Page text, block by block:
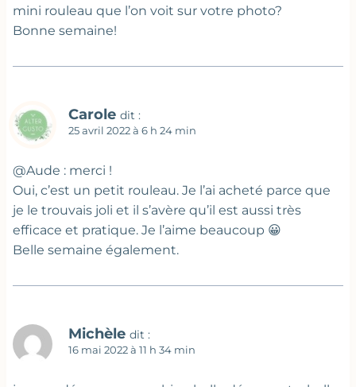
mini rouleau que l’on voit sur votre photo?
Bonne semaine!
Carole dit :
25 avril 2022 à 6 h 24 min
@Aude : merci !
Oui, c’est un petit rouleau. Je l’ai acheté parce que
je le trouvais joli et il s’avère qu’il est aussi très
efficace et pratique. Je l’aime beaucoup 😀
Belle semaine également.
Michèle dit :
16 mai 2022 à 11 h 34 min